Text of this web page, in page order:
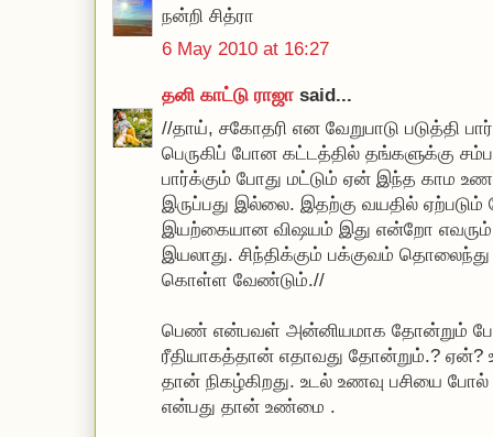
நன்றி சித்ரா
6 May 2010 at 16:27
தனி காட்டு ராஜா said...
//தாய், சகோதரி என வேறுபாடு படுத்தி
பெருகிப் போன கட்டத்தில் தங்களுக்கு
பார்க்கும் போது மட்டும் ஏன் இந்த காம
இருப்பது இல்லை. இதற்கு வயதில்
இயற்கையான விஷயம் இது என்றோ
இயலாது. சிந்திக்கும் பக்குவம்
கொள்ள வேண்டும்.//
பெண் என்பவள் அன்னியமாக தோன்றும்
ரீதியாகத்தான் எதாவது தோன்றும்.? ஏன்?
தான் நிகழ்கிறது. உடல் உணவு பசியை போல்
என்பது தான் உண்மை .